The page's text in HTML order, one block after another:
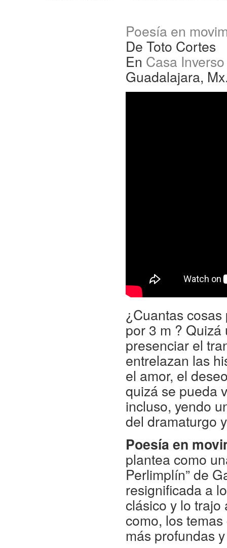
Poesía en
De Toto Cortes
En Casa Inverso
Guadalajara,
¿Cuantas
por 3 m ?
presenciar el
entrelazan las
el amor, el
quizá se pueda
incluso, yendo
del dramaturgo
Poesía en
plantea como
Perlimplín” de
resignificada a
clásico y lo
como, los
más profundas